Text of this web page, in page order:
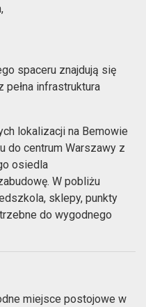
spaceru znajdują się
pełna infrastruktura
lokalizacji na Bemowie
do centrum Warszawy z
osiedla
W pobliżu
sklepy, punkty
do wygodnego
miejsce postojowe w